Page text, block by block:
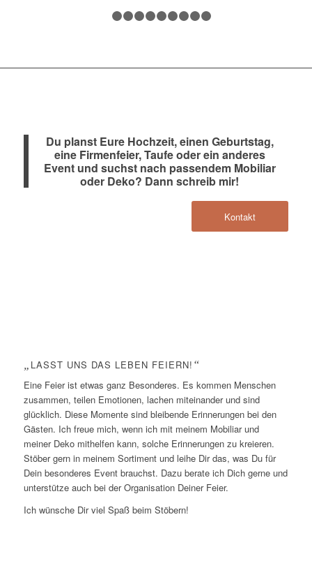
1 2 3 4
Du planst Eure Hochzeit, einen Geburtstag,
eine Firmenfeier, Taufe oder ein anderes
Event und suchst nach passendem Mobiliar
oder Deko? Dann schreib mir!
Kontakt
„ LASST UNS DAS LEBEN FEIERN! “
Eine Feier ist etwas ganz Besonderes. Es kommen Menschen
zusammen, teilen Emotionen, lachen miteinander und sind
glücklich. Diese Momente sind bleibende Erinnerungen bei den
Gästen. Ich freue mich, wenn ich mit meinem Mobiliar und
meiner Deko mithelfen kann, solche Erinnerungen zu kreieren.
Stöber gern in meinem Sortiment und leihe Dir das, was Du für
Dein besonderes Event brauchst. Dazu berate ich Dich gerne und
unterstütze auch bei der Organisation Deiner Feier.
Ich wünsche Dir viel Spaß beim Stöbern!